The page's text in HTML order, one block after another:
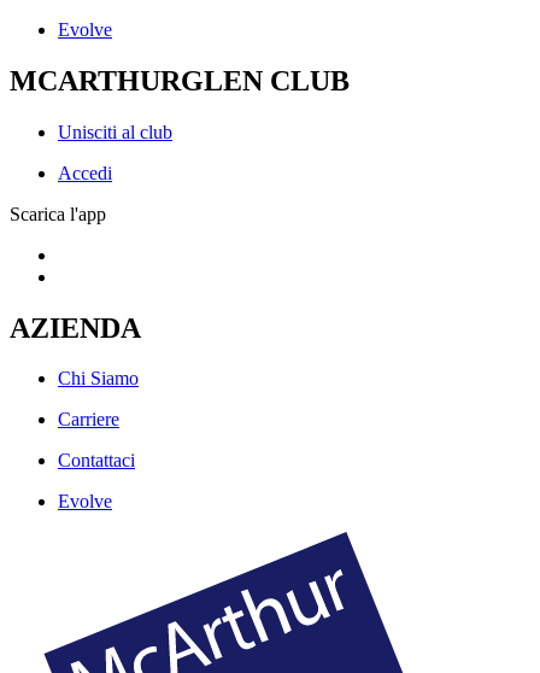
Evolve
MCARTHURGLEN CLUB
Unisciti al club
Accedi
Scarica l'app
AZIENDA
Chi Siamo
Carriere
Contattaci
Evolve